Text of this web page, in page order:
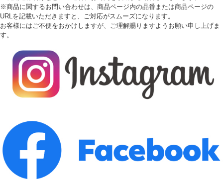
※商品に関するお問い合わせは、商品ページ内の品番または商品ページの
URLを記載いただきますと、ご対応がスムーズになります。
お客様にはご不便をおかけしますが、ご理解賜りますようお願い申し上げま
す。